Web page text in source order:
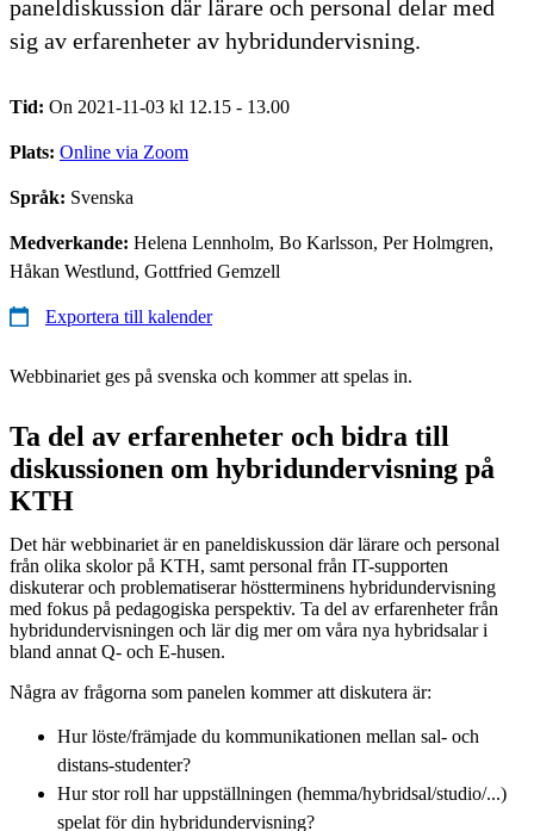
paneldiskussion där lärare och personal delar med
sig av erfarenheter av hybridundervisning.
Tid: On 2021-11-03 kl 12.15 - 13.00
Plats: Online via Zoom
Språk: Svenska
Medverkande: Helena Lennholm, Bo Karlsson, Per Holmgren,
Håkan Westlund, Gottfried Gemzell
Exportera till kalender
Webbinariet ges på svenska och kommer att spelas in.
Ta del av erfarenheter och bidra till
diskussionen om hybridundervisning på
KTH
Det här webbinariet är en paneldiskussion där lärare och personal
från olika skolor på KTH, samt personal från IT-supporten
diskuterar och problematiserar höstterminens hybridundervisning
med fokus på pedagogiska perspektiv. Ta del av erfarenheter från
hybridundervisningen och lär dig mer om våra nya hybridsalar i
bland annat Q- och E-husen.
Några av frågorna som panelen kommer att diskutera är:
Hur löste/främjade du kommunikationen mellan sal- och
distans-studenter?
Hur stor roll har uppställningen (hemma/hybridsal/studio/...)
spelat för din hybridundervisning?